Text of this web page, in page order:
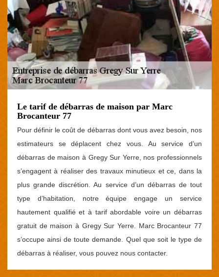
Le tarif de débarras de maison par Marc
Brocanteur 77
Pour définir le coût de débarras dont vous avez besoin, nos
estimateurs se déplacent chez vous. Au service d’un
débarras de maison à Gregy Sur Yerre, nos professionnels
s’engagent à réaliser des travaux minutieux et ce, dans la
plus grande discrétion. Au service d’un débarras de tout
type d’habitation, notre équipe engage un service
hautement qualifié et à tarif abordable voire un débarras
gratuit de maison à Gregy Sur Yerre. Marc Brocanteur 77
s’occupe ainsi de toute demande. Quel que soit le type de
débarras à réaliser, vous pouvez nous contacter.